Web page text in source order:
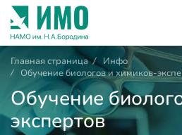
Главная страница /
Инфо
/ Обучение биологов и химиков-
Обучение
экспертов